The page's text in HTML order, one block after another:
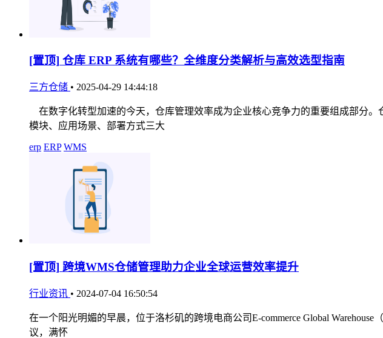
[置顶] 仓库 ERP 系统有哪些？全维度分类解析与高效选型指南
三方仓储 • 2025-04-29 14:44:18
在数字化转型加速的今天，仓库管理效率成为企业核心竞争力的重要组成部分
模块、应用场景、部署方式三大
erp ERP WMS
[置顶] 跨境WMS仓储管理助力企业全球运营效率提升
行业资讯 • 2024-07-04 16:50:54
在一个阳光明媚的早晨，位于洛杉矶的跨境电商公司E-commerce Global
议，满怀